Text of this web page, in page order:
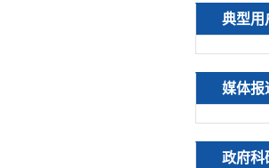
典型用
媒体报
政府科